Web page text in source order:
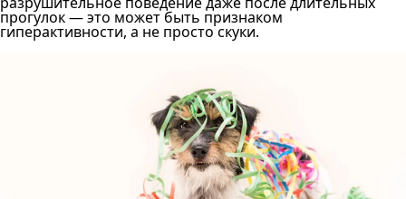
прогулок — это может быть признаком
гиперактивности, а не просто скуки.